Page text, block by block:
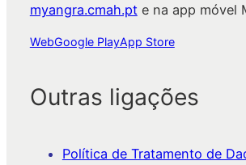
myangra.cmah.pt e na app móvel
WebGoogle PlayApp Store
Outras ligações
Política de Tratamento de